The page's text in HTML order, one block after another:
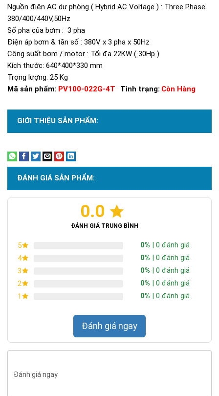
Nguồn điện AC dự phòng ( Hybrid AC Voltage ) : Three Phase
380/400/440V,50Hz
Số pha của bơm : 3 pha
Điện áp bơm & tần số : 380V x 3 pha x 50Hz
Công suất bơm / motor : Tối đa 22KW ( 30Hp )
Kích thước: 640*400*330 mm
Trọng lượng: 25 Kg
Mã sản phẩm: PV100-022G-4T Tình trạng: Còn Hàng
GIỚI THIỆU SẢN PHẨM:Xem thêm
ĐÁNH GIÁ SẢN PHẨM:
0.0
ĐÁNH GIÁ TRUNG BÌNH
5 0% | 0 đánh giá
4
0% | 0 đánh giá
3
0% | 0 đánh giá
2
0% | 0 đánh giá
1
0% | 0 đánh giá
Đánh giá ngay
Đánh giá ngay